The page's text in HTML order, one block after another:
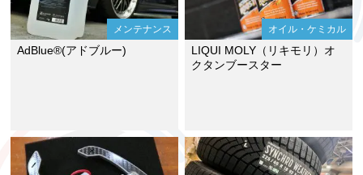
メンテナンス
AdBlue®(アドブルー)
オイル・ケミカル
LIQUI MOLY（リキモリ）オ
クタンブースター